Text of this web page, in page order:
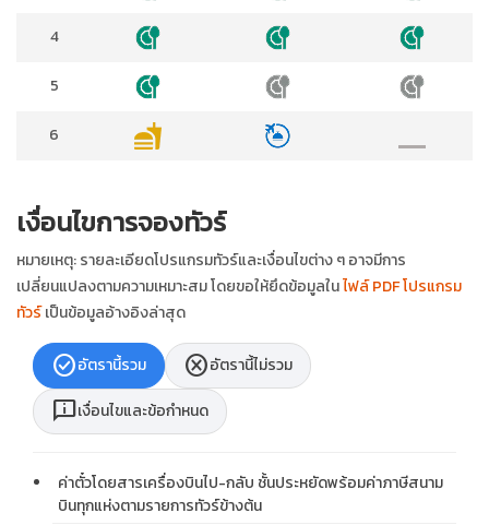
4
5
6
เงื่อนไขการจองทัวร์
หมายเหตุ: รายละเอียดโปรแกรมทัวร์และเงื่อนไขต่าง ๆ อาจมีการ
เปลี่ยนแปลงตามความเหมาะสม โดยขอให้ยึดข้อมูลในไฟล์ PDF โปรแกรม
ทัวร์เป็นข้อมูลอ้างอิงล่าสุด
check_circleอัตรานี้รวม cancelอัตรานี้ไม่รวม
chat_infoเงื่อนไขและข้อกำหนด
ค่าตั๋วโดยสารเครื่องบินไป-กลับ ชั้นประหยัดพร้อมค่าภาษีสนาม
บินทุกแห่งตามรายการทัวร์ข้างต้น